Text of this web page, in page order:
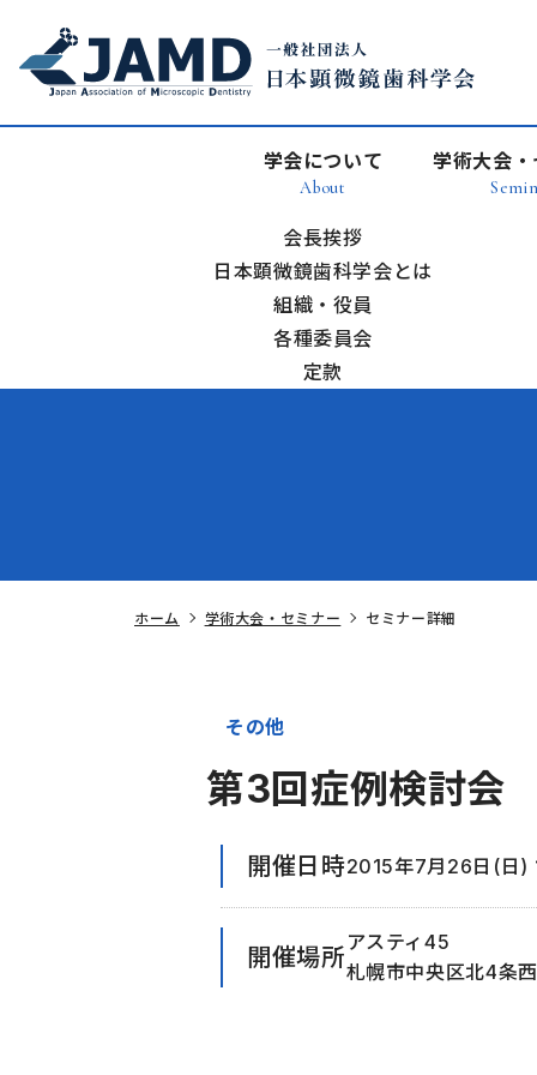
学会について
About
会長挨拶
日本顕微鏡歯科学会とは
組織・役員
各種委員会
定款
学術大会
ホーム 学術大会・セミナー セミナー詳細
その他
第3回症例検討会
開催日時2015年7月26日(日
開催場所
アスティ45
札幌市中央区北4条